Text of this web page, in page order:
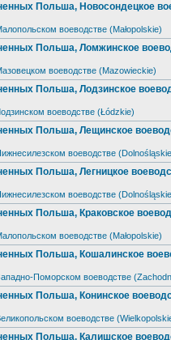
Польша, Новосондецкое
воеводстве (Małopolskie)
Польша, Ломжинское
воеводстве (Mazowieckie)
Польша, Лодзинское
воеводстве (Łódzkie)
Польша, Лещинское
воеводстве
Польша, Легницкое
воеводстве
Польша, Краковское
воеводстве (Małopolskie)
Польша, Кошалинское
Поморском воеводстве
Польша, Конинское
воеводстве
Польша, Калишское